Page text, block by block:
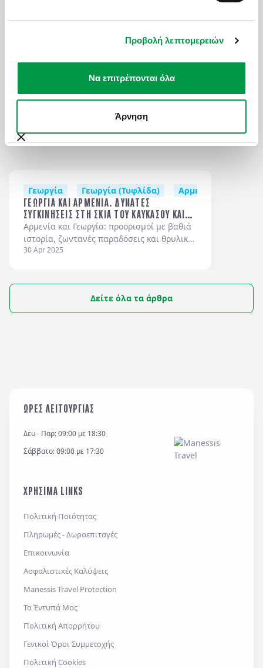
Προβολή λεπτομερειών
Να επιτρέπονται όλα
Άρνηση
ΓΕΩΡΓΙΑ & ΑΡΜΕΝΙΑ: ΣΤΑ ΜΟΝΟΠΑΤΙΑ
ΑΠΟ
1.520
ΑΠΟ ΤΟ BLOG ΜΑΣ
Γεωργία Γεωργία (Τυφλίδα) Αρμενία
ΓΕΩΡΓΙΑ ΚΑΙ ΑΡΜΕΝΙΑ. ΔΥΝΑΤΕΣ
ΣΥΓΚΙΝΗΣΕΙΣ ΣΤΗ ΣΚΙΑ ΤΟΥ ΚΑΥΚΑΣΟΥ ΚΑΙ
ΤΟΥ ΑΡΑΡΑΤ.
Αρμενία και Γεωργία: προορισμοί με βαθιά
ιστορία, ζωντανές παραδόσεις και θρυλική
φιλοξενία, στη σκιά του Καυκάσου και του
30 Apr 2025
Δείτε όλα τα άρθρα
ΩΡΕΣ ΛΕΙΤΟΥΡΓΙΑΣ
Δευ - Παρ: 09:00 με 18:30
Σάββατο: 09:00 με 17:30
ΧΡΗΣΙΜΑ LINKS
Πολιτική Ποιότητας
Πληρωμές - Δωροεπιταγές
Επικοινωνία
Ασφαλιστικές Καλύψεις
Manessis Travel Protection
Τα Έντυπά Μας
Πολιτική Απορρήτου
Γενικοί Όροι Συμμετοχής
Πολιτική Cookies